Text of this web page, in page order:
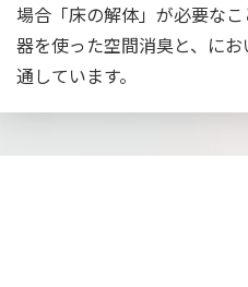
場合「床の解体」が必要な
器を使った空間消臭と、に
通しています。